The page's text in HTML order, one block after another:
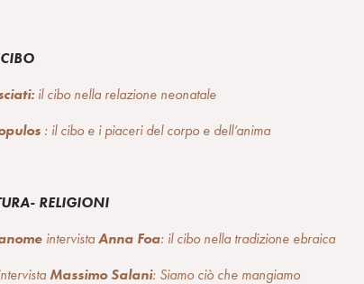
CIBO
il cibo nella relazione neonatale
: il cibo e i piaceri del corpo e dell’anima
RELIGIONI
intervista Anna Foa: il cibo nella tradizione ebraica
Massimo Salani: Siamo ciò che mangiamo